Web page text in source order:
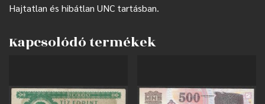
Hajtatlan és hibátlan UNC tartásban.
Kapcsolódó termékek